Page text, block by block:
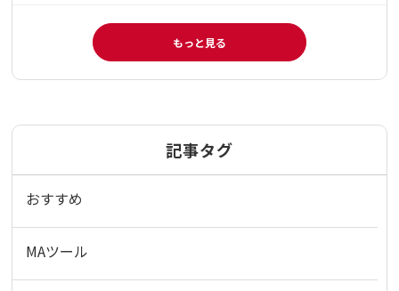
もっと見る
記事タグ
おすすめ
MAツール